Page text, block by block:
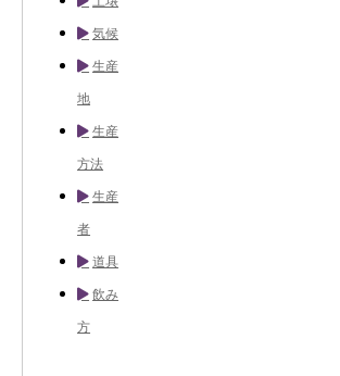
気候
生産
地
生産
方法
生産
者
道具
飲み
方